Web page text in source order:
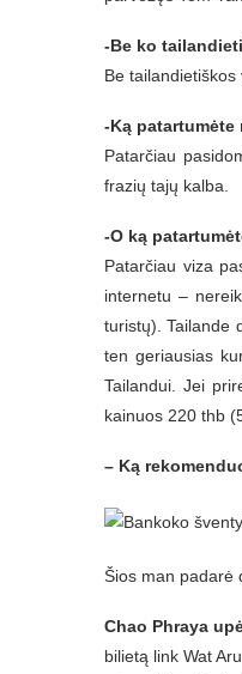
-Be ko
Be
-Ką
Patarčiau
frazių tajų kalba.
-O ką
Patarčiau viza
internetu –
turistų). Tailande
ten geriausias
Tailandui. Jei
kainuos 220 thb
– Ką
Šios man padarė
Chao Phraya
bilietą link Wat